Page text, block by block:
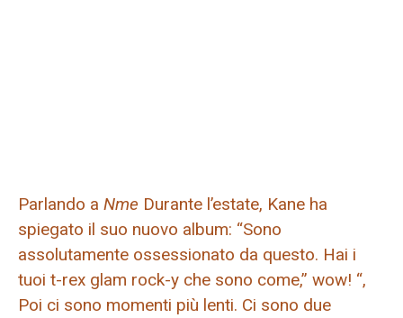
Parlando a Nme Durante l’estate, Kane ha
spiegato il suo nuovo album: “Sono
assolutamente ossessionato da questo. Hai i
tuoi t-rex glam rock-y che sono come,” wow! “,
Poi ci sono momenti più lenti. Ci sono due